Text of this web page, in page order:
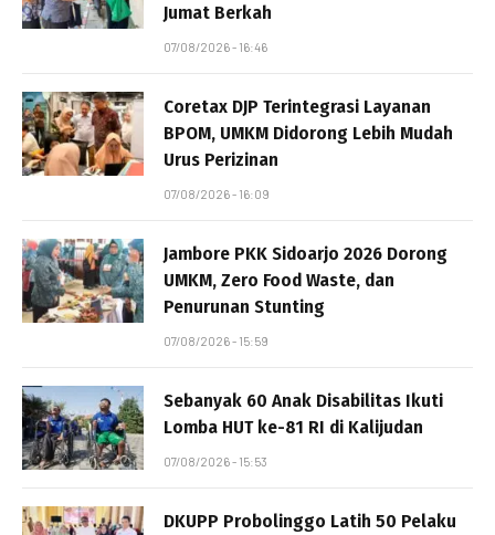
Jumat Berkah
07/08/2026 - 16:46
Coretax DJP Terintegrasi Layanan
BPOM, UMKM Didorong Lebih Mudah
Urus Perizinan
07/08/2026 - 16:09
Jambore PKK Sidoarjo 2026 Dorong
UMKM, Zero Food Waste, dan
Penurunan Stunting
07/08/2026 - 15:59
Sebanyak 60 Anak Disabilitas Ikuti
Lomba HUT ke-81 RI di Kalijudan
07/08/2026 - 15:53
DKUPP Probolinggo Latih 50 Pelaku